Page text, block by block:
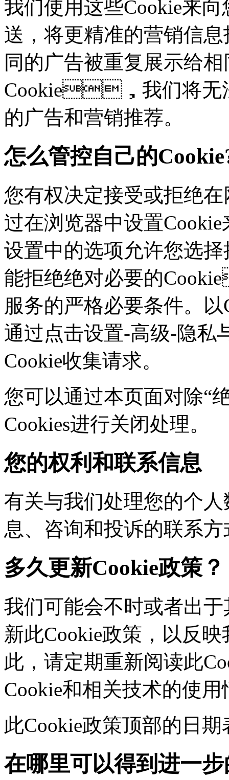
我们使用这些Cookie来向
送，将更精准的营销信
同的广告被重复展示给
Cookie，我们将无
的广告和营销推荐。
怎么管控自己的
您有权决定接受或拒绝
过在浏览器中设置
设置中的选项允许您选
能拒绝绝对必要的
服务的严格必要条件。以
通过点击设置-高级-隐私
Cookie收集请求。
您可以通过本页面对除“
Cookies进行关闭处理。
您的权利和联系信息
有关与我们处理您的个
息、咨询和投诉的联系
多久更新Cookie政策？
我们可能会不时或者出于
新此Cookie政策，以
此，请定期重新阅读此
Cookie和相关技术的使用
此Cookie政策顶部的日
在哪里可以得到进一